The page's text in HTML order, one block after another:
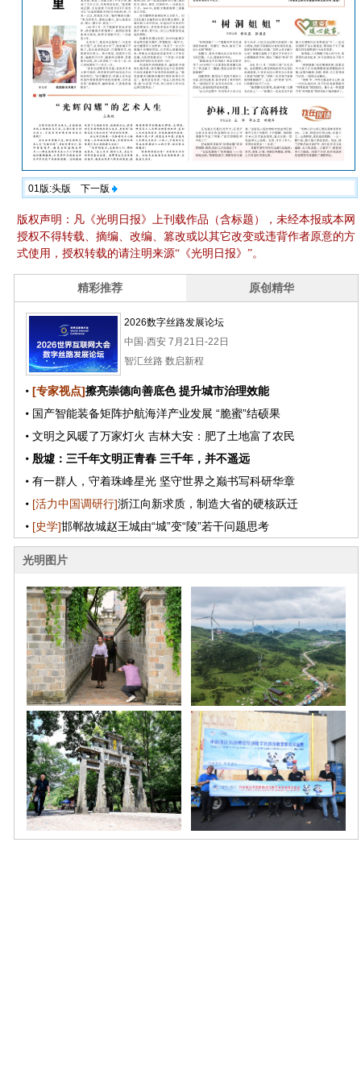
01版:头版 下一版
版权声明：凡《光明日报》上刊载作品（含标题），未经本报或本网
授权不得转载、摘编、改编、篡改或以其它改变或违背作者原意的方
式使用，授权转载的请注明来源“《光明日报》”。